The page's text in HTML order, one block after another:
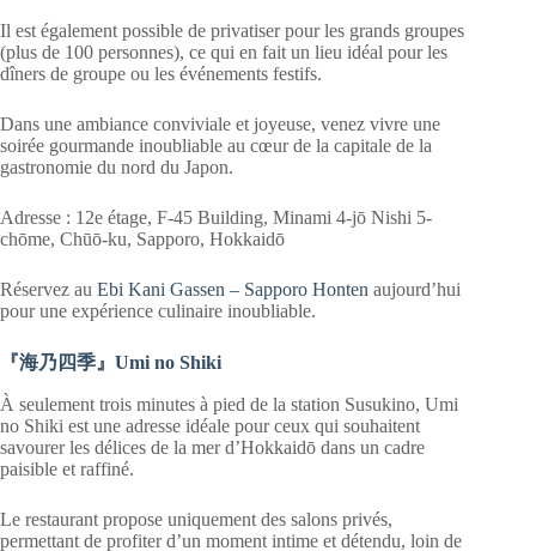
Il est également possible de privatiser pour les grands groupes
(plus de 100 personnes), ce qui en fait un lieu idéal pour les
dîners de groupe ou les événements festifs.
Dans une ambiance conviviale et joyeuse, venez vivre une
soirée gourmande inoubliable au cœur de la capitale de la
gastronomie du nord du Japon.
Adresse : 12e étage, F-45 Building, Minami 4-jō Nishi 5-
chōme, Chūō-ku, Sapporo, Hokkaidō
Réservez au Ebi Kani Gassen – Sapporo Honten aujourd’hui
pour une expérience culinaire inoubliable.
『海乃四季』Umi no Shiki
À seulement trois minutes à pied de la station Susukino, Umi
no Shiki est une adresse idéale pour ceux qui souhaitent
savourer les délices de la mer d’Hokkaidō dans un cadre
paisible et raffiné.
Le restaurant propose uniquement des salons privés,
permettant de profiter d’un moment intime et détendu, loin de